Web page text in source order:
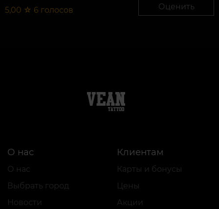
5,00 ☆ 6 голосов Оценить
О нас
О нас
Выбрать город
Новости
Клиентам
Карты и бонусы
Цены
Акции